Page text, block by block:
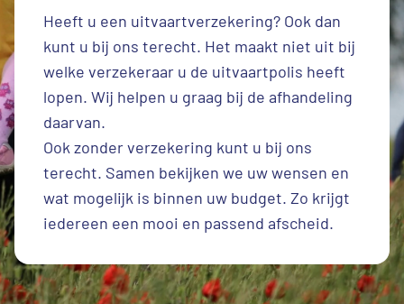
Heeft u een uitvaartverzekering? Ook dan
kunt u bij ons terecht. Het maakt niet uit bij
welke verzekeraar u de uitvaartpolis heeft
lopen. Wij helpen u graag bij de afhandeling
daarvan.
Ook zonder verzekering kunt u bij ons
terecht. Samen bekijken we uw wensen en
wat mogelijk is binnen uw budget. Zo krijgt
iedereen een mooi en passend afscheid.